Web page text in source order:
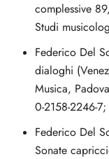
complessive
Studi
Federico Del
dialoghi
Musica,
0-2158-2246-
Federico Del
Sonate